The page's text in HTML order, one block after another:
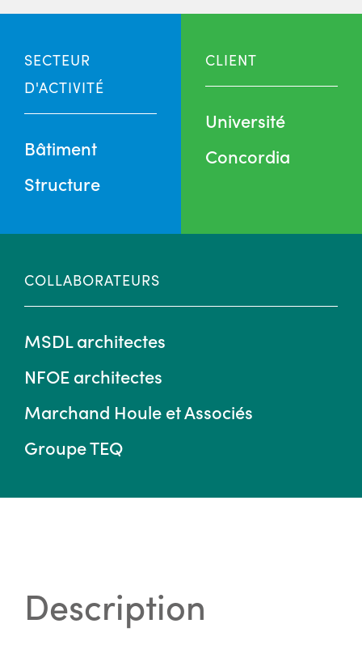
SECTEUR
D'ACTIVITÉ
Bâtiment
Structure
CLIENT
Université
Concordia
COLLABORATEURS
MSDL architectes
NFOE architectes
Marchand Houle et Associés
Groupe TEQ
Description